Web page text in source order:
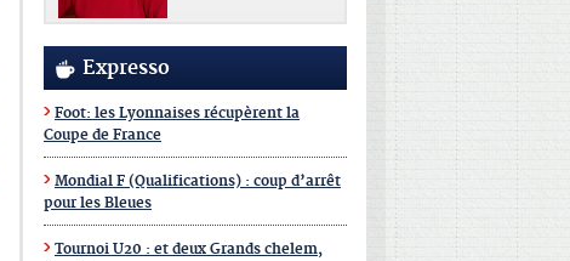
Expresso
Foot: les Lyonnaises récupèrent la
Coupe de France
Mondial F (Qualifications) : coup d’arrêt
pour les Bleues
Tournoi U20 : et deux Grands chelem,